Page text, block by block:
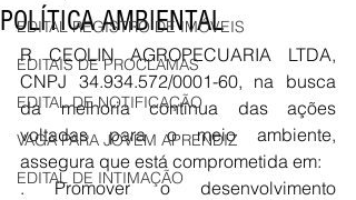
EDITAL REGISTRO DE IMÓVEIS
EDITAIS DE PROCLAMAS
EDITAL DE NOTIFICAÇÃO
VAGA PARA JOVEM APRENDIZ
EDITAL DE INTIMAÇÃO
POLÍTICA AMBIENTAL
R CEOLIN AGROPECUARIA LTDA,
CNPJ 34.934.572/0001-60, na busca
da melhoria contínua das ações
voltadas para o meio ambiente,
assegura que está comprometida em:
. Promover o desenvolvimento